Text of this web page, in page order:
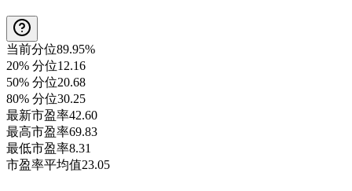
当前分位89.95%
20% 分位12.16
50% 分位20.68
80% 分位30.25
最新市盈率42.60
最高市盈率69.83
最低市盈率8.31
市盈率平均值23.05